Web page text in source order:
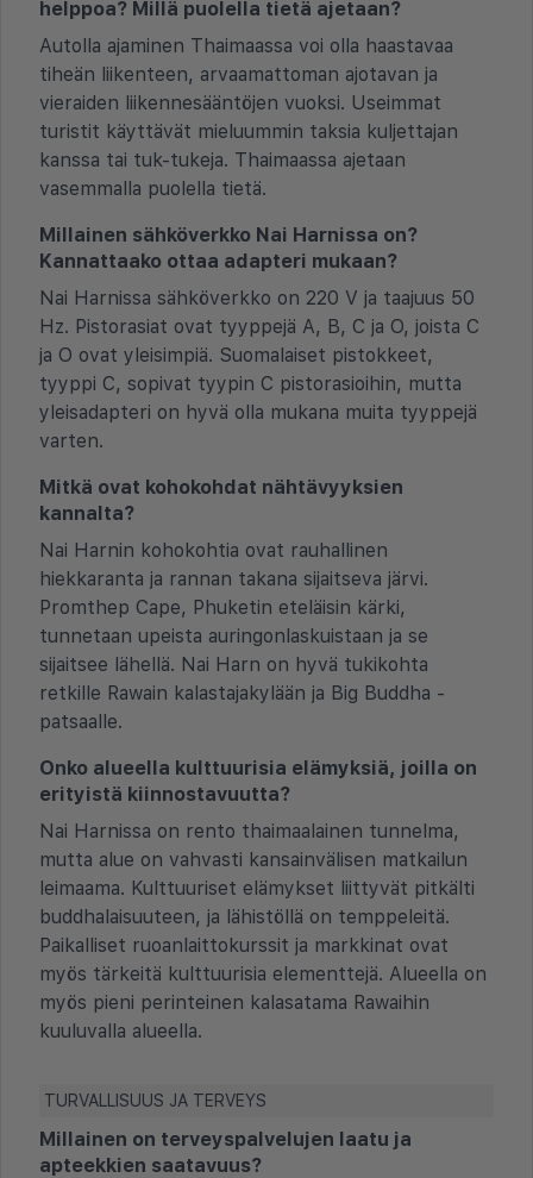
helppoa? Millä puolella tietä ajetaan?
Autolla ajaminen Thaimaassa voi olla haastavaa
tiheän liikenteen, arvaamattoman ajotavan ja
vieraiden liikennesääntöjen vuoksi. Useimmat
turistit käyttävät mieluummin taksia kuljettajan
kanssa tai tuk-tukeja. Thaimaassa ajetaan
vasemmalla puolella tietä.
Millainen sähköverkko Nai Harnissa on?
Kannattaako ottaa adapteri mukaan?
Nai Harnissa sähköverkko on 220 V ja taajuus 50
Hz. Pistorasiat ovat tyyppejä A, B, C ja O, joista C
ja O ovat yleisimpiä. Suomalaiset pistokkeet,
tyyppi C, sopivat tyypin C pistorasioihin, mutta
yleisadapteri on hyvä olla mukana muita tyyppejä
varten.
Mitkä ovat kohokohdat nähtävyyksien
kannalta?
Nai Harnin kohokohtia ovat rauhallinen
hiekkaranta ja rannan takana sijaitseva järvi.
Promthep Cape, Phuketin eteläisin kärki,
tunnetaan upeista auringonlaskuistaan ja se
sijaitsee lähellä. Nai Harn on hyvä tukikohta
retkille Rawain kalastajakylään ja Big Buddha -
patsaalle.
Onko alueella kulttuurisia elämyksiä, joilla on
erityistä kiinnostavuutta?
Nai Harnissa on rento thaimaalainen tunnelma,
mutta alue on vahvasti kansainvälisen matkailun
leimaama. Kulttuuriset elämykset liittyvät pitkälti
buddhalaisuuteen, ja lähistöllä on temppeleitä.
Paikalliset ruoanlaittokurssit ja markkinat ovat
myös tärkeitä kulttuurisia elementtejä. Alueella on
myös pieni perinteinen kalasatama Rawaihin
kuuluvalla alueella.
TURVALLISUUS JA TERVEYS
Millainen on terveyspalvelujen laatu ja
apteekkien saatavuus?